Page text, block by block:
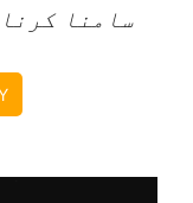
سامنا